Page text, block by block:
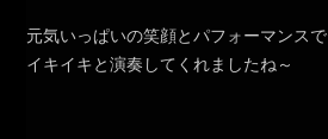
元気いっぱいの笑顔とパフォーマンスで
イキイキと演奏してくれましたね～